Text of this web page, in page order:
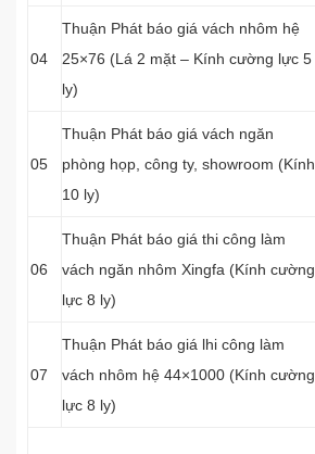
04
Thuận Phát báo giá vách nhôm hệ
25×76 (Lá 2 mặt – Kính cường lực 5
ly)
05
Thuận Phát báo giá vách ngăn
phòng họp, công ty, showroom (Kính
10 ly)
06
Thuận Phát báo giá thi công làm
vách ngăn nhôm Xingfa (Kính cường
lực 8 ly)
07
Thuận Phát báo giá lhi công làm
vách nhôm hệ 44×1000 (Kính cường
lực 8 ly)